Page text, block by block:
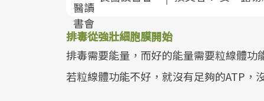
排毒從強壯細胞膜開始
排毒需要能量，而好的能量需要粒線體功
若粒線體功能不好，就沒有足夠的ATP，